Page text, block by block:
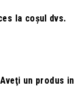
la coşul dvs.
Aveţi un produs